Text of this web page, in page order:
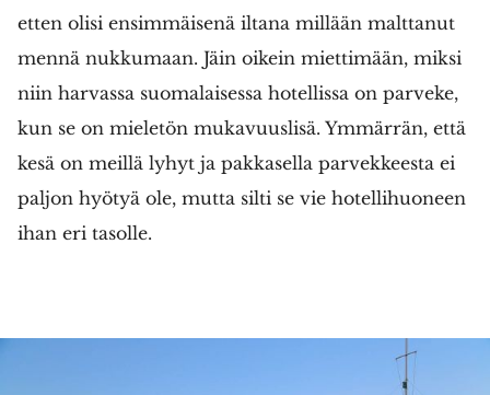
etten olisi ensimmäisenä iltana millään malttanut
mennä nukkumaan. Jäin oikein miettimään, miksi
niin harvassa suomalaisessa hotellissa on parveke,
kun se on mieletön mukavuuslisä. Ymmärrän, että
kesä on meillä lyhyt ja pakkasella parvekkeesta ei
paljon hyötyä ole, mutta silti se vie hotellihuoneen
ihan eri tasolle.